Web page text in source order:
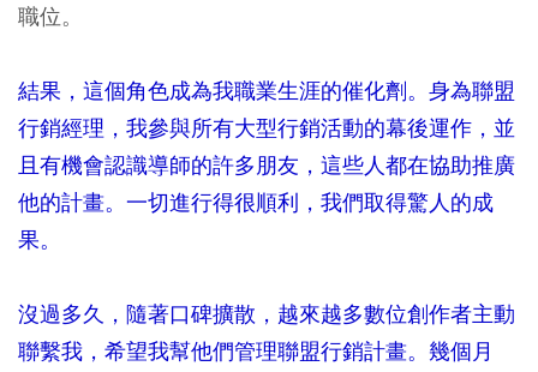
職位。
結果，這個角色成為我職業生涯的催化劑。身為聯盟
行銷經理，我參與所有大型行銷活動的幕後運作，並
且有機會認識導師的許多朋友，這些人都在協助推廣
他的計畫。一切進行得很順利，我們取得驚人的成
果。
沒過多久，隨著口碑擴散，越來越多數位創作者主動
聯繫我，希望我幫他們管理聯盟行銷計畫。幾個月